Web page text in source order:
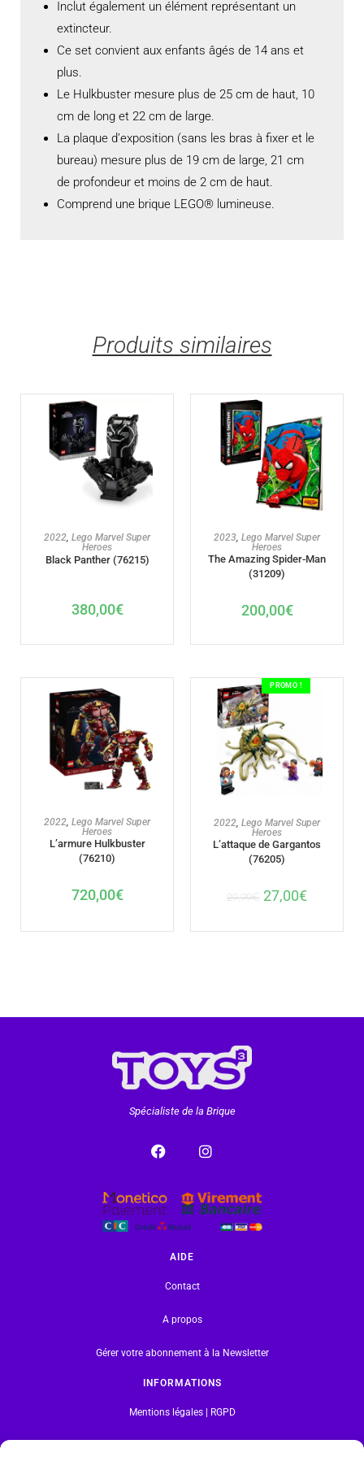
Inclut également un élément représentant un
extincteur.
Ce set convient aux enfants âgés de 14 ans et
plus.
Le Hulkbuster mesure plus de 25 cm de haut, 10
cm de long et 22 cm de large.
La plaque d’exposition (sans les bras à fixer et le
bureau) mesure plus de 19 cm de large, 21 cm
de profondeur et moins de 2 cm de haut.
Comprend une brique LEGO® lumineuse.
Produits similaires
AJOUTER AU PANIER
2022, Lego Marvel Super
Heroes
Black Panther (76215)
380,00€
AJOUTER AU PANIER
2023, Lego Marvel Super
Heroes
The Amazing Spider-Man
(31209)
200,00€
AJOUTER AU PANIER
2022, Lego Marvel Super
Heroes
L’armure Hulkbuster​
(76210)
720,00€
PROMO !
AJOUTER AU PANIER
2022, Lego Marvel Super
Heroes
L’attaque de Gargantos
(76205)
29,99€ 27,00€
Spécialiste de la Brique
AIDE
Contact
A propos
Gérer votre abonnement à la Newsletter
INFORMATIONS
Mentions légales | RGPD